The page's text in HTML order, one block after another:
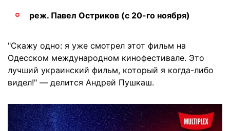
реж. Павел Остриков (с 20-го ноября)
"Скажу одно: я уже смотрел этот фильм на
Одесском международном кинофестивале. Это
лучший украинский фильм, который я когда-либо
видел!" — делится Андрей Пушкаш.